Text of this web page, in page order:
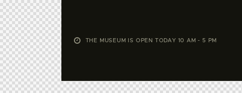
THE MUSEUM IS OPEN TODAY 10 AM - 5 PM